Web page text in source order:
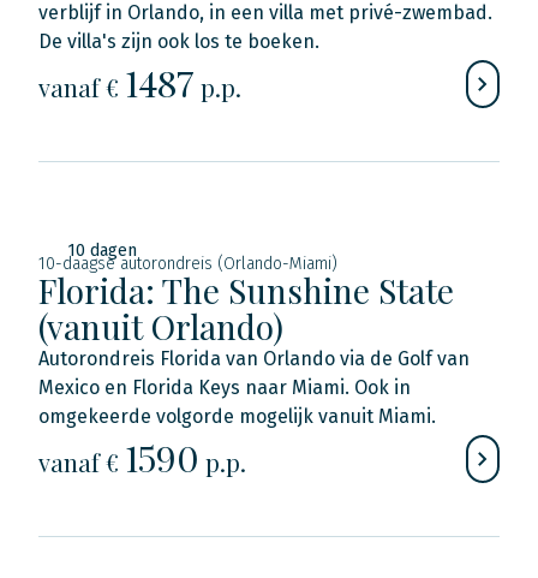
verblijf in Orlando, in een villa met privé-zwembad.
De villa's zijn ook los te boeken.
vanaf € 1487 p.p.
10 dagen
10-daagse autorondreis (Orlando-Miami)
Florida: The Sunshine State
(vanuit Orlando)
Autorondreis Florida van Orlando via de Golf van
Mexico en Florida Keys naar Miami. Ook in
omgekeerde volgorde mogelijk vanuit Miami.
vanaf € 1590 p.p.